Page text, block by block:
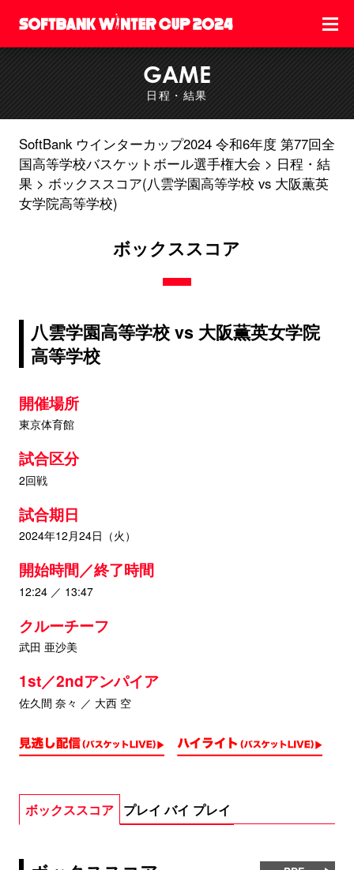
GAME
日程・結果
SoftBank ウインターカップ2024 令和6年度 第77回全
国高等学校バスケットボール選手権大会
日程・結
果
ボックススコア(八雲学園高等学校 vs 大阪薫英
女学院高等学校)
ボックススコア
八雲学園高等学校 vs 大阪薫英女学院
高等学校
開催場所
東京体育館
試合区分
2回戦
試合期日
2024年12月24日（火）
開始時間／終了時間
12:24 ／ 13:47
クルーチーフ
武田 亜沙美
1st／2ndアンパイア
佐久間 奈々 ／ 大西 空
ボックススコア プレイ バイ プレイ